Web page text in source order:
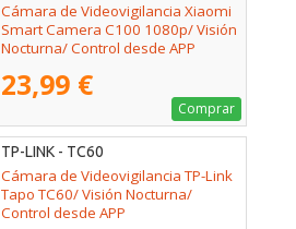
Cámara de Videovigilancia Xiaomi
Smart Camera C100 1080p/ Visión
Nocturna/ Control desde APP
23,99 €
Comprar
TP-LINK - TC60
Cámara de Videovigilancia TP-Link
Tapo TC60/ Visión Nocturna/
Control desde APP